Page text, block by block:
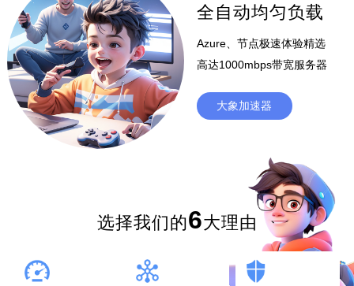
全自动均匀负载
Azure、节点极速体验精选
高达1000mbps带宽服务器
大象加速器
选择我们的6大理由